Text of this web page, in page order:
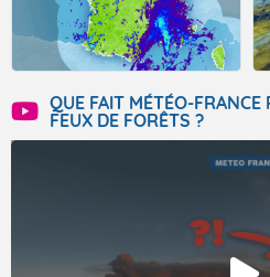
QUE FAIT MÉTÉO-FRANCE
FEUX DE FORÊTS ?